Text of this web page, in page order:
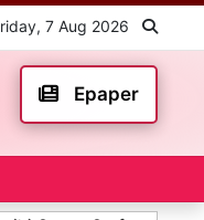
7 Aug 2026
Epaper